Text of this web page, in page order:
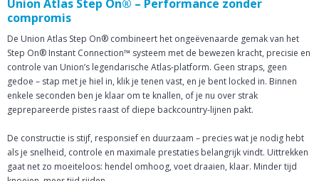
Union Atlas Step On® – Performance zonder
compromis
De Union Atlas Step On® combineert het ongeëvenaarde gemak van het
Step On® Instant Connection™ systeem met de bewezen kracht, precisie en
controle van Union’s legendarische Atlas-platform. Geen straps, geen
gedoe – stap met je hiel in, klik je tenen vast, en je bent locked in. Binnen
enkele seconden ben je klaar om te knallen, of je nu over strak
geprepareerde pistes raast of diepe backcountry-lijnen pakt.
De constructie is stijf, responsief en duurzaam – precies wat je nodig hebt
als je snelheid, controle en maximale prestaties belangrijk vindt. Uittrekken
gaat net zo moeiteloos: hendel omhoog, voet draaien, klaar. Minder tijd